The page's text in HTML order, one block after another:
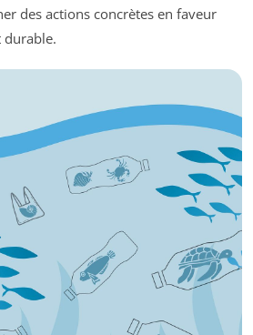
des actions concrètes en faveur
durable.